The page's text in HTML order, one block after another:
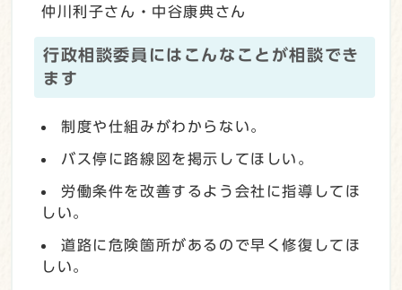
仲川利子さん・中谷康典さん
行政相談委員にはこんなことが相談でき
ます
制度や仕組みがわからない。
バス停に路線図を掲示してほしい。
労働条件を改善するよう会社に指導してほ
しい。
道路に危険箇所があるので早く修復してほ
しい。